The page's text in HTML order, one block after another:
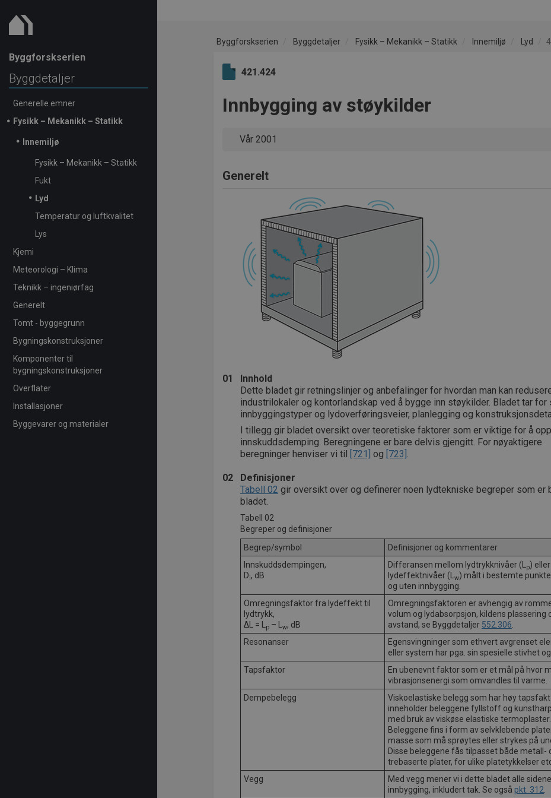
Byggforskserien
Byggdetaljer
Generelle emner
Fysikk – Mekanikk – Statikk
Innemiljø
Fysikk – Mekanikk – Statikk
Fukt
Lyd
Temperatur og luftkvalitet
Lys
Kjemi
Meteorologi – Klima
Teknikk – ingeniørfag
Generelt
Tomt - byggegrunn
Bygningskonstruksjoner
Komponenter til
bygningskonstruksjoner
Overflater
Installasjoner
Byggevarer og materialer
Byggforskserien Byggdetaljer Fysikk – Mekanikk – Statikk Innemiljø Lyd
421.424
Innbygging av støykilder
Vår 2001
Generelt
01
Innhold
Dette bladet gir retningslinjer og anbefalinger for hvordan man kan
industrilokaler og kontorlandskap ved å bygge inn støykilder. Bladet tar for
innbyggingstyper og lydoverføringsveier, planlegging og
I tillegg gir bladet oversikt over teoretiske faktorer som er viktige for å
innskuddsdemping. Beregningene er bare delvis gjengitt. For nøyaktigere
beregninger henviser vi til [721] og [723] .
02
Definisjoner
Tabell 02 gir oversikt over og definerer noen lydtekniske begreper som er
bladet.
Tabell 02
Begreper og definisjoner
Begrep/symbol
Definisjoner og kommentarer
Innskuddsdempingen,
Di, dB
Differansen mellom lydtrykknivåer (L p) eller
lydeffektnivåer (L
w) målt i bestemte
og uten innbygging.
Omregningsfaktor fra lydeffekt til
lydtrykk,
ΔL = L
p – L w, dB
Omregningsfaktoren er avhengig av
volum og lydabsorpsjon, kildens plassering
avstand, se Byggdetaljer 552.306
Resonanser
Egensvingninger som ethvert avgrenset
eller system har pga. sin spesielle stivhet og
Tapsfaktor
En ubenevnt faktor som er et mål på hvor
vibrasjonsenergi som omvandles til varme.
Dempebelegg
Viskoelastiske belegg som har høy
inneholder beleggene fyllstoff og
med bruk av viskøse elastiske termoplaster.
Beleggene fins i form av selvklebende
masse som må sprøytes eller strykes på
Disse beleggene fås tilpasset både metall-
trebaserte plater, for ulike platetykkelser
Vegg
Med vegg mener vi i dette bladet alle
innbygging, inkludert tak. Se også pkt. 312